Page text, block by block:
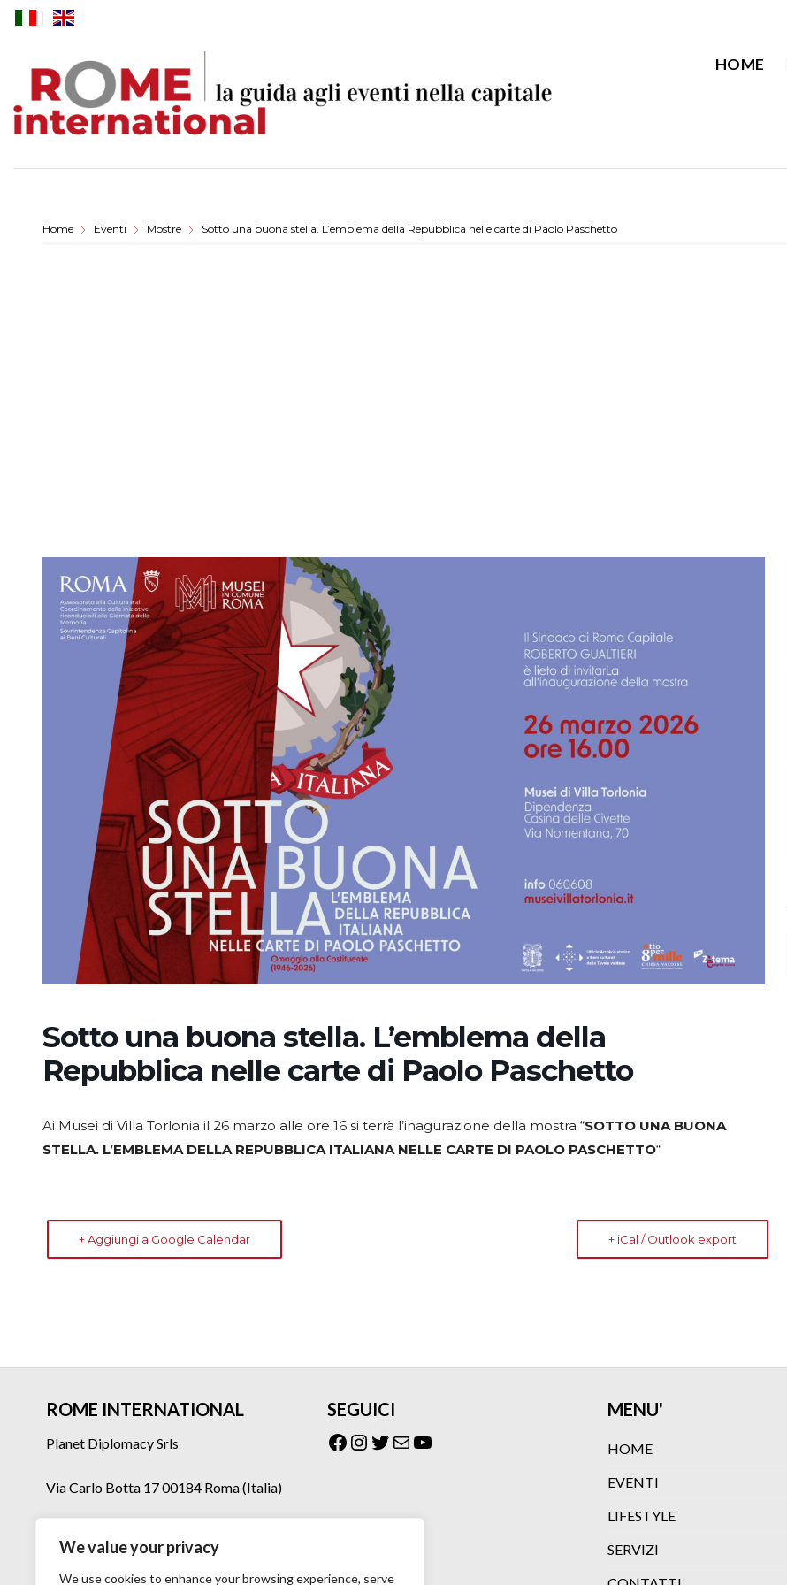
We value your privacy
We use cookies to enhance your browsing experience, serve
Skip
HOME
Home Eventi Mostre Sotto una buona stella. L’emblema della Repubblica nelle carte di Paolo Paschetto
Sotto una buona stella. L’emblema della
Repubblica nelle carte di Paolo Paschetto
Ai Musei di Villa Torlonia il 26 marzo alle ore 16 si terrà l’inagurazione della mostra “SOTTO UNA BUONA
STELLA. L’EMBLEMA DELLA REPUBBLICA ITALIANA NELLE CARTE DI PAOLO PASCHETTO“
+ Aggiungi a Google Calendar + iCal / Outlook export
ROME INTERNATIONAL
Planet Diplomacy Srls
Via Carlo Botta 17 00184 Roma (Italia)
Mail: planetdiplomacy@gmail.com
SEGUICI
Facebook
Instagram
Twitter
EmailYouTube
MENU'
HOME
EVENTI
LIFESTYLE
SERVIZI